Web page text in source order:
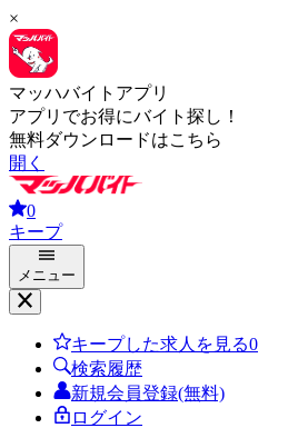
×
マッハバイトアプリ
アプリでお得にバイト探し！
無料ダウンロードはこちら
開く
0
キープ
メニュー
キープした求人を見る0
検索履歴
新規会員登録(無料)
ログイン